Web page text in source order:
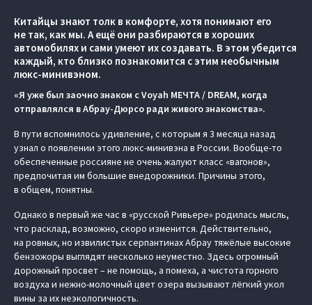
Китайцы знают толк в комфорте, хотя понимают его
не так, как мы. А ещё они разбираются в хороших
автомобилях и сами умеют их создавать. В этом убедится
каждый, кто близко познакомится с этим необычным
люкс-минивэном.
«Я уже был заочно знаком с Voyah МЕЧТА / DREAM, когда
отправлялся в Абрау-Дюрсо ради живого знакомства».
В пути вспомнилось удивление, с которым я 3 месяца назад
узнал о появлении этого люкс-минивэна в России. Вообще-то
обеспеченные россияне не очень жалуют класс «вагонов»,
предпочитая им большие внедорожники. Причины этого,
в общем, понятны.
Однако в первый же час в «русской Ривьере» родилась мысль,
что расклад, возможно, скоро изменится. Действительно,
на ровных, но извилистых серпантинах Абрау тяжёлые высокие
бензожоры выглядят несколько неуместно. Здесь огромный
дорожный просвет – не помощь, а помеха, а чистота горного
воздуха и нежно-молочный цвет озера вызывают лёгкий укол
вины за их неэкологичность.